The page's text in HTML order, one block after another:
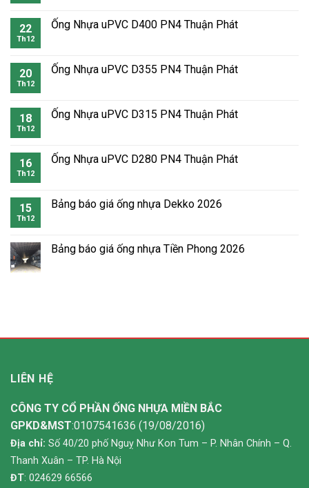
22
Th12
Ống Nhựa uPVC D400 PN4 Thuận Phát
20
Th12
Ống Nhựa uPVC D355 PN4 Thuận Phát
18
Th12
Ống Nhựa uPVC D315 PN4 Thuận Phát
16
Th12
Ống Nhựa uPVC D280 PN4 Thuận Phát
15
Th12
Bảng báo giá ống nhựa Dekko 2026
Bảng báo giá ống nhựa Tiền Phong 2026
LIÊN HỆ
CÔNG TY CỔ PHẦN ỐNG NHỰA MIỀN BẮC
GPKD&MST:0107541636 (19/08/2016)
Địa chỉ: Số 40/20 phố Nguỵ Như Kon Tum – P. Nhân Chính – Q.
Thanh Xuân – TP. Hà Nội
ĐT: 024629 66566